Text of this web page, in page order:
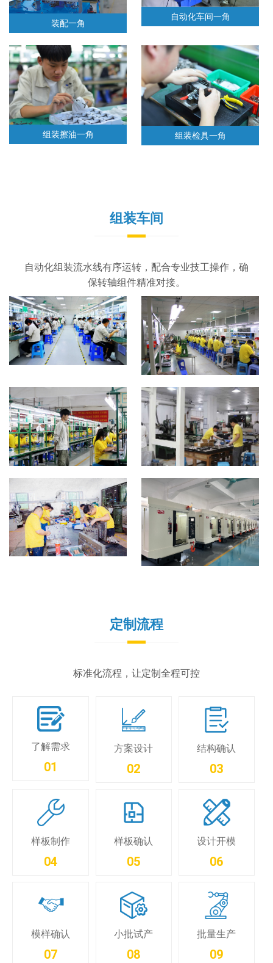
装配一角
自动化车间一角
组装擦油一角 组装检具一角
组装车间
自动化组装流水线有序运转，配合专业技工操作，确
保转轴组件精准对接。
定制流程
标准化流程，让定制全程可控
了解需求
01
方案设计
02
结构确认
03
样板制作
04
样板确认
05
设计开模
06
模样确认
07
小批试产
08
批量生产
09